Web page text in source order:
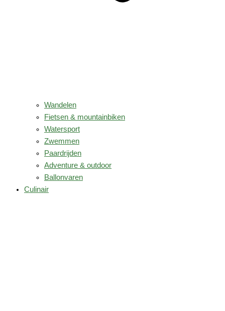
Wandelen
Fietsen & mountainbiken
Watersport
Zwemmen
Paardrijden
Adventure & outdoor
Ballonvaren
Culinair